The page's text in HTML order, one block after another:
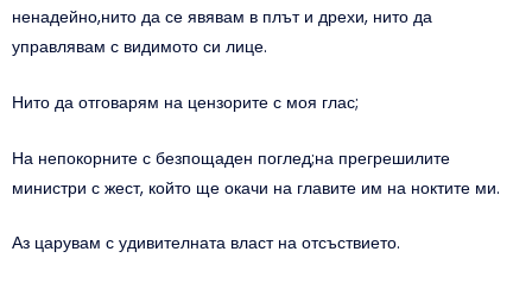
ненадейно,нито да се явявам в плът и дрехи, нито да
управлявам с видимото си лице.
Нито да отговарям на цензорите с моя глас;
На непокорните с безпощаден поглед;на прегрешилите
министри с жест, който ще окачи на главите им на ноктите ми.
Аз царувам с удивителната власт на отсъствието.